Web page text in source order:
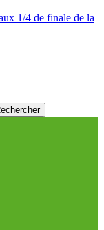
1/4 de finale de la